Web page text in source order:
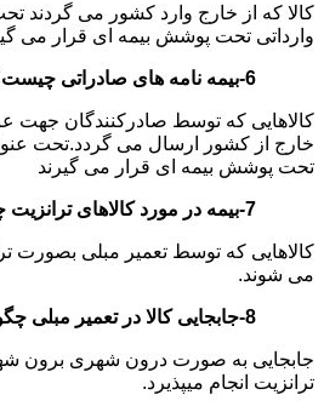
کالا که از خارج وارد کشور می گردند
وارداتی تحت پوشش بیمه ای قرار می
6-بیمه نامه های صادراتی چیست؟
کالاهایی که توسط صادرکنندگان جهت
خارج از کشور ارسال می گردد.تحت
تحت پوشش بیمه ای قرار می گیرند
7-بیمه در مورد کالاهای ترانزیت چگونه است؟
کالاهایی که توسط تعمیر مبلی بصورت
می شوند.
8-جابجایی کالا در تعمیر مبلی چگونه انجام میپذیرد ؟
جابجایی به صورت درون شهری برون
ترانزیت انجام میپذیرد.